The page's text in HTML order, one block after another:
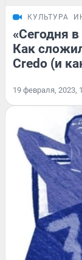
КУЛЬТУРА
«Сегодня
Как
Credo (и
19 февраля, 2023,